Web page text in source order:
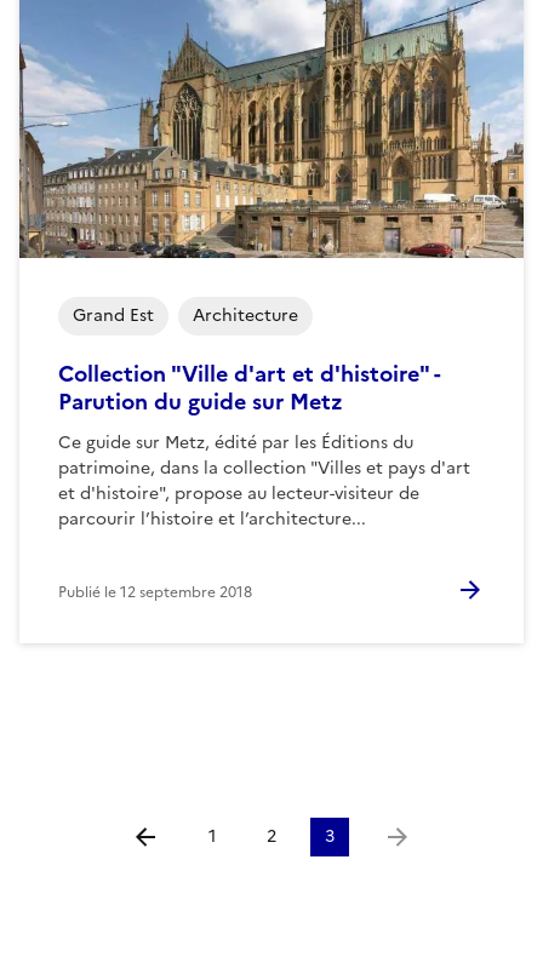
Collection "Ville d'art et d'histoire" -
Parution du guide sur Metz
Ce guide sur Metz, édité par les Éditions du
patrimoine, dans la collection "Villes et pays d'art
et d'histoire", propose au lecteur-visiteur de
parcourir l’histoire et l’architecture...
Grand Est Architecture
Publié le12 septembre 2018
Aller à la page précédente
1 2 3 Aller à la page